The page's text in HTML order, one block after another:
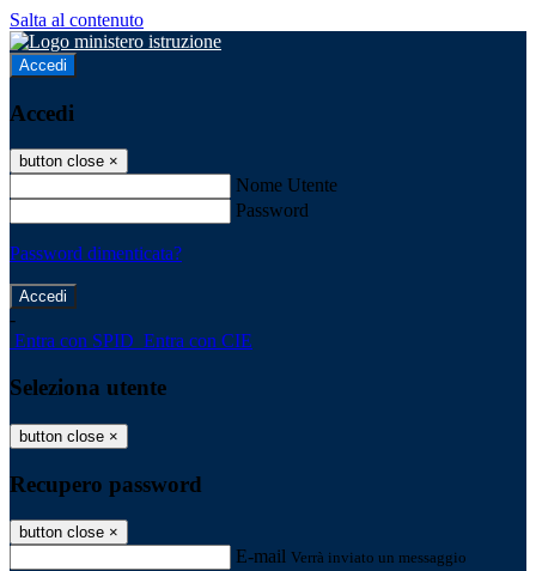
Salta al contenuto
Accedi
Accedi
button close ×
Nome Utente
Password
Password dimenticata?
-
Entra con SPID Entra con CIE
Seleziona utente
button close ×
Recupero password
button close ×
E-mail Verrà inviato un messaggio